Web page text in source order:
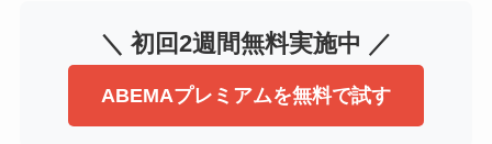
＼ 初回2週間無料実施中 ／
ABEMAプレミアムを無料で試す